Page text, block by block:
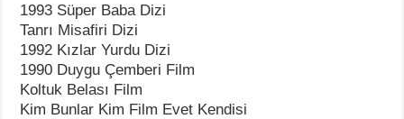
1993 Süper Baba Dizi
Tanrı Misafiri Dizi
1992 Kızlar Yurdu Dizi
1990 Duygu Çemberi Film
Koltuk Belası Film
Kim Bunlar Kim Film Evet Kendisi